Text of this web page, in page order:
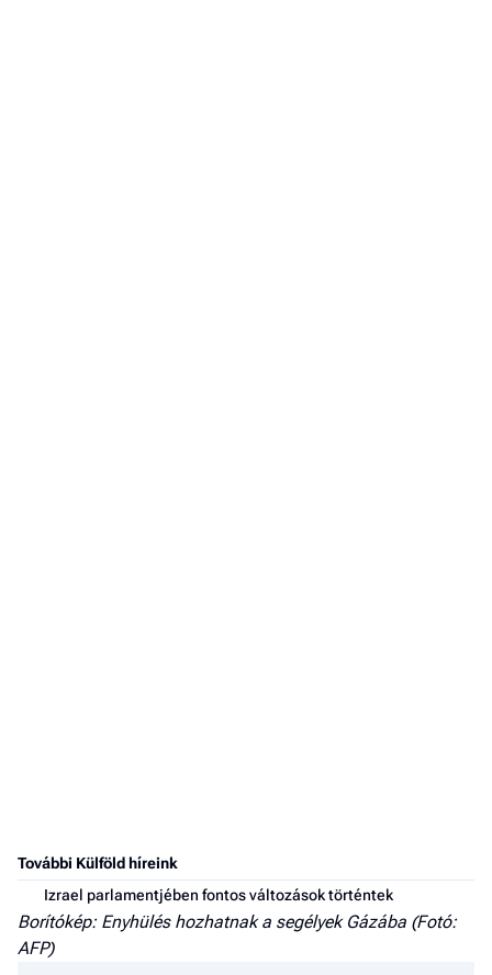
További Külföld híreink
Izrael parlamentjében fontos változások történtek
Borítókép: Enyhülés hozhatnak a segélyek Gázába (Fotó:
AFP)